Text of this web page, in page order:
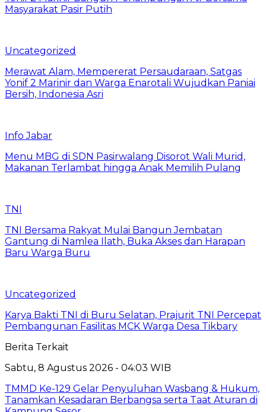
Masyarakat Pasir Putih
Uncategorized
Merawat Alam, Mempererat Persaudaraan, Satgas
Yonif 2 Marinir dan Warga Enarotali Wujudkan Paniai
Bersih, Indonesia Asri
Info Jabar
Menu MBG di SDN Pasirwalang Disorot Wali Murid,
Makanan Terlambat hingga Anak Memilih Pulang
TNI
TNI Bersama Rakyat Mulai Bangun Jembatan
Gantung di Namlea Ilath, Buka Akses dan Harapan
Baru Warga Buru
Uncategorized
Karya Bakti TNI di Buru Selatan, Prajurit TNI Percepat
Pembangunan Fasilitas MCK Warga Desa Tikbary
Berita Terkait
Sabtu, 8 Agustus 2026 - 04:03 WIB
TMMD Ke-129 Gelar Penyuluhan Wasbang & Hukum,
Tanamkan Kesadaran Berbangsa serta Taat Aturan di